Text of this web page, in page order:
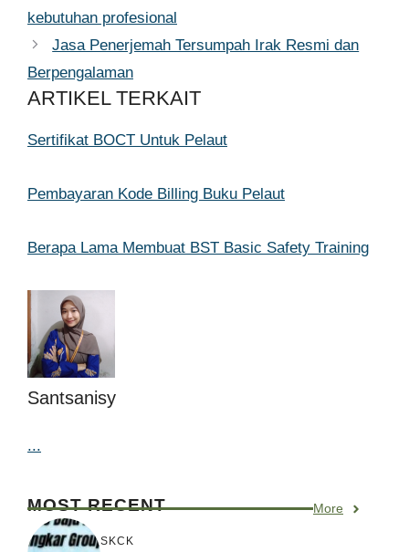
kebutuhan profesional
Jasa Penerjemah Tersumpah Irak Resmi dan
Berpengalaman
ARTIKEL TERKAIT
Sertifikat BOCT Untuk Pelaut
Pembayaran Kode Billing Buku Pelaut
Berapa Lama Membuat BST Basic Safety Training
Santsanisy
...
MOST RECENT More
SKCK